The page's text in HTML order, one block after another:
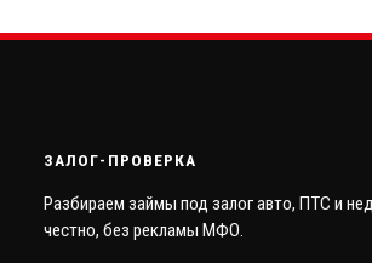
ЗАЛОГ-ПРОВЕРКА
Разбираем займы под залог авто, ПТС и
честно, без рекламы МФО.